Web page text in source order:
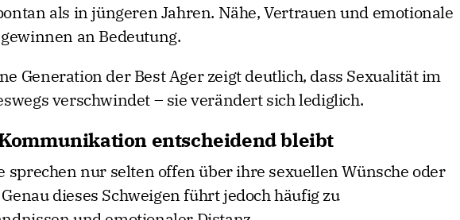
als in jüngeren Jahren. Nähe, Vertrauen und emotionale
an Bedeutung.
Generation der Best Ager zeigt deutlich, dass Sexualität im
verschwindet – sie verändert sich lediglich.
entscheidend bleibt
sprechen nur selten offen über ihre sexuellen Wünsche oder
dieses Schweigen führt jedoch häufig zu